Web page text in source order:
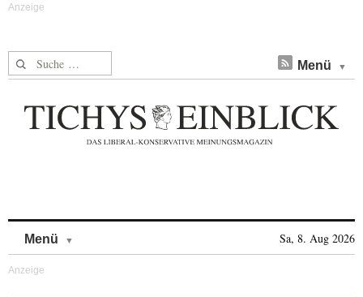
Suche nach: Menü
Menü Sa, 8. Aug 2026